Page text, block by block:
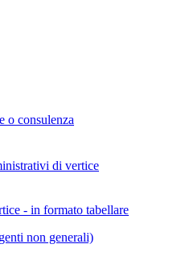
o consulenza
di vertice
- in formato tabellare
non generali)